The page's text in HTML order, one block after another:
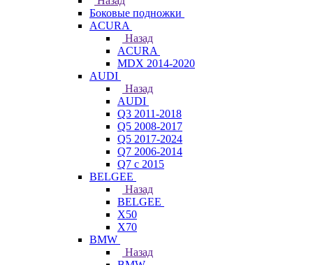
Боковые подножки
ACURA
Назад
ACURA
MDX 2014-2020
AUDI
Назад
AUDI
Q3 2011-2018
Q5 2008-2017
Q5 2017-2024
Q7 2006-2014
Q7 с 2015
BELGEE
Назад
BELGEE
X50
X70
BMW
Назад